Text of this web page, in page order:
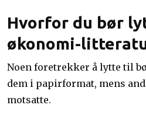
Hvorfor du bør
økonomi-
Noen foretrekker å lytte til
dem i papirformat, mens
motsatte.